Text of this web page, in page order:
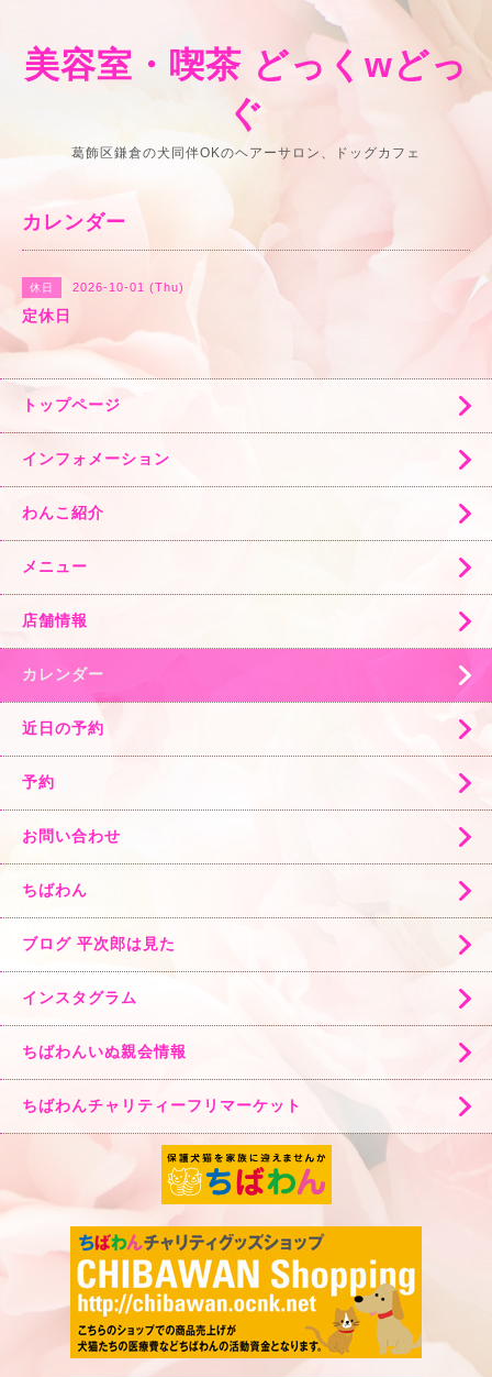
美容室・喫茶 どっくwどっ
ぐ
葛飾区鎌倉の犬同伴OKのヘアーサロン、ドッグカフェ
カレンダー
休日 2026-10-01 (Thu)
定休日
トップページ
インフォメーション
わんこ紹介
メニュー
店舗情報
カレンダー
近日の予約
予約
お問い合わせ
ちばわん
ブログ 平次郎は見た
インスタグラム
ちばわんいぬ親会情報
ちばわんチャリティーフリマーケット